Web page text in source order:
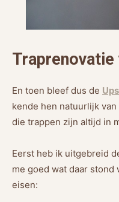
Traprenovatie
En toen bleef dus de
kende hen natuurlijk van
die trappen zijn altijd in
Eerst heb ik uitgebreid
me goed wat daar stond
eisen: